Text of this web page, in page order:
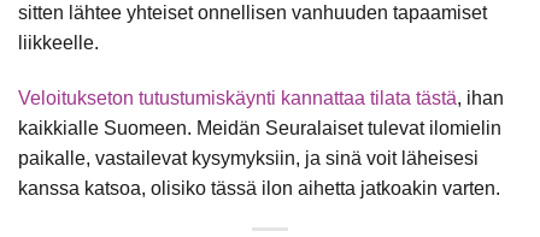
sitten lähtee yhteiset onnellisen vanhuuden tapaamiset
liikkeelle.
Veloitukseton tutustumiskäynti kannattaa tilata tästä, ihan
kaikkialle Suomeen. Meidän Seuralaiset tulevat ilomielin
paikalle, vastailevat kysymyksiin, ja sinä voit läheisesi
kanssa katsoa, olisiko tässä ilon aihetta jatkoakin varten.